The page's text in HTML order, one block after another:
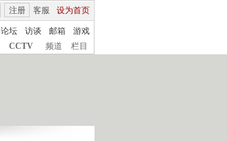
客服 设为首页
注册
论坛 访谈 邮箱
游戏
CCTV 频道 栏目